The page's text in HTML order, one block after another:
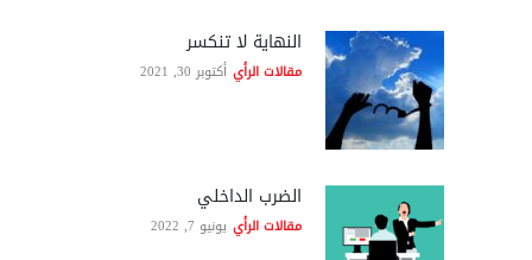
النهاية لا تنكسر
مقالات الرأي أكتوبر 30, 2021
الضرب الداخلي
مقالات الرأي يونيو 7, 2022